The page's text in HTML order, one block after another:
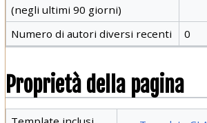
(negli ultimi 90 giorni)
Numero di autori diversi recenti 0
Proprietà della pagina